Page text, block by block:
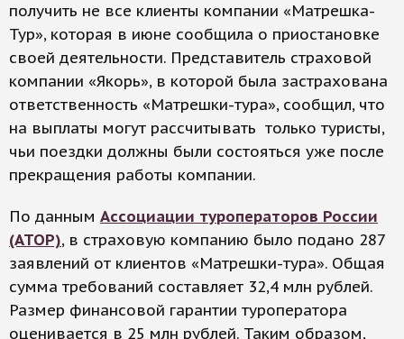
получить не все клиенты компании «Матрешка-
Тур», которая в июне сообщила о приостановке
своей деятельности. Представитель страховой
компании «Якорь», в которой была застрахована
ответственность «Матрешки-тура», сообщил, что
на выплаты могут рассчитывать только туристы,
чьи поездки должны были состояться уже после
прекращения работы компании.
По данным Ассоциации туроператоров России
(АТОР), в страховую компанию было подано 287
заявлений от клиентов «Матрешки-тура». Общая
сумма требований составляет 32,4 млн рублей.
Размер финансовой гарантии туроператора
оценивается в 25 млн рублей. Таким образом,